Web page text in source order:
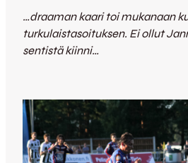
…draaman kaari toi mukanaan
turkulaistasoituksen. Ei ollut
sentistä kiinni…